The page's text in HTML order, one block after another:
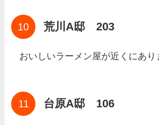
荒川A邸 203
おいしいラーメン屋が近くにあり
台原A邸 106